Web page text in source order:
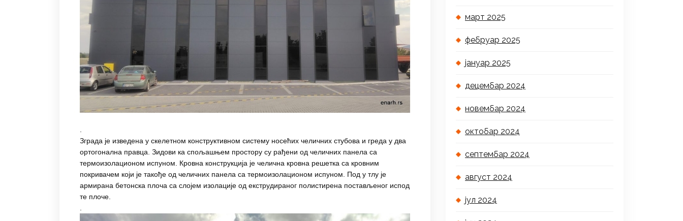
Зграда је изведена у скелетном конструктивном систему носећих челичних стубова и греда у два
ортогонална правца. Зидови ка спољашњем простору су рађени од челичних панела са
термоизолационом испуном. Кровна конструкција је челична кровна решетка са кровним
покривачем који је такође од челичних панела са термоизолационом испуном. Под у тлу је
армирана бетонска плоча са слојем изолације од екструдираног полистирена постављеног испод
те плоче.
март 2025
фебруар 2025
јануар 2025
децембар 2024
новембар 2024
октобар 2024
септембар 2024
август 2024
јул 2024